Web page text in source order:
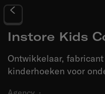
Instore Kids
Ontwikkelaar,
kinderhoeken voor